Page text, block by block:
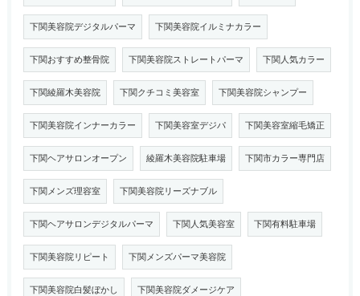
下関美容院デジタルパーマ 下関美容院イルミナカラー
下関おすすめ整骨院 下関美容院ストレートパーマ 下関人気カラー
下関綾羅木美容院 下関クチコミ美容室 下関美容院シャンプー
下関美容院インナーカラー 下関美容室デジパ 下関美容室縮毛矯正
下関ヘアサロンオープン 綾羅木美容院駐車場 下関市カラー専門店
下関メンズ理容室 下関美容院リーズナブル
下関ヘアサロンデジタルパーマ 下関人気美容室 下関有料駐車場
下関美容院リピート 下関メンズパーマ美容院
下関美容院白髪ぼかし 下関美容院ダメージケア